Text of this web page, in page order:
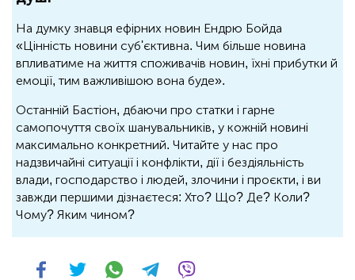
На думку знавця ефірних новин Ендрю Бойда
«Цінність новини суб'єктивна. Чим більше новина
впливатиме на життя споживачів новин, їхні прибутки й
емоції, тим важливішою вона буде».
Останній Бастіон, дбаючи про статки і гарне
самопочуття своїх шанувальників, у кожній новині
максимально конкретний. Читайте у нас про
надзвичайні ситуації і конфлікти, дії і бездіяльність
влади, господарство і людей, злочини і проєкти, і ви
завжди першими дізнаєтеся: Хто? Що? Де? Коли?
Чому? Яким чином?